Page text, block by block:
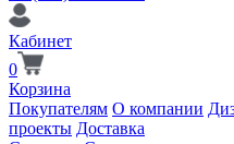
Кабинет
0
Корзина
Покупателям О компании
проекты Доставка